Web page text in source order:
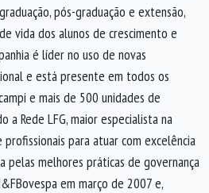
pós-graduação e extensão,
vida dos alunos de crescimento e
é líder no uso de novas
e está presente em todos os
e mais de 500 unidades de
a Rede LFG, maior especialista na
para atuar com excelência
pelas melhores práticas de governança
em março de 2007 e,